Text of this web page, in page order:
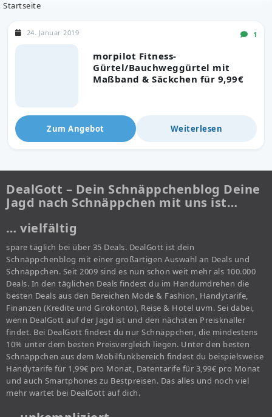
Startseite
morpilot Fitness-
Gürtel/Bauchweggürtel mit
Maßband & Säckchen für 9,99€
24. Januar 2019 1
Zum Angebot Weiterlesen
DealGott – Dein Schnäppchenblog Deine
Jagd nach Schnäppchen mit uns ist…
… vielfältig
spare täglich bei über 35 Deals. DealGott ist dein
Schnäppchenblog mit einer großartigen Auswahl an Deals und
Schnäppchen. Seit 2009 sind es nun schon weit mehr als 100.000
Deals. In den täglichen Deals findest du im Handumdrehen die
besten Deals aus den Bereichen Mode & Fashion, Handytarife,
Finanzen (Kredite und Girokonto), Reise & Hotel uvm. Sei dabei,
wenn DealGott auf der Jagd ist und den nächsten Preisknaller
findet. Bei DealGott findest du nur Schnäppchen, die mindestens
10% unter dem besten Preisvergleich liegen. Unter den besten
Schnäppchen aus dem Mobilfunkbereich findest du beispielsweise
Handytarife für 1,99€ pro Monat, Datentarife für 3,99€ pro Monat
und auch Smartphones zu Bestpreisen. Das alles und noch viel
mehr wartet bei DealGott auf dich.